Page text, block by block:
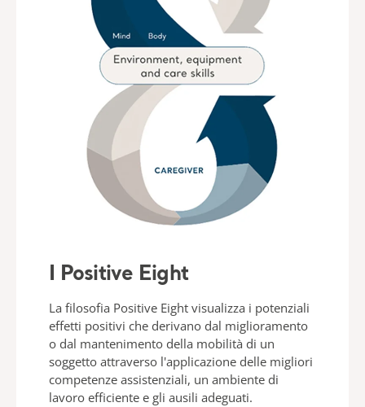
I Positive Eight
La filosofia Positive Eight visualizza i potenziali
effetti positivi che derivano dal miglioramento
o dal mantenimento della mobilità di un
soggetto attraverso l'applicazione delle migliori
competenze assistenziali, un ambiente di
lavoro efficiente e gli ausili adeguati.